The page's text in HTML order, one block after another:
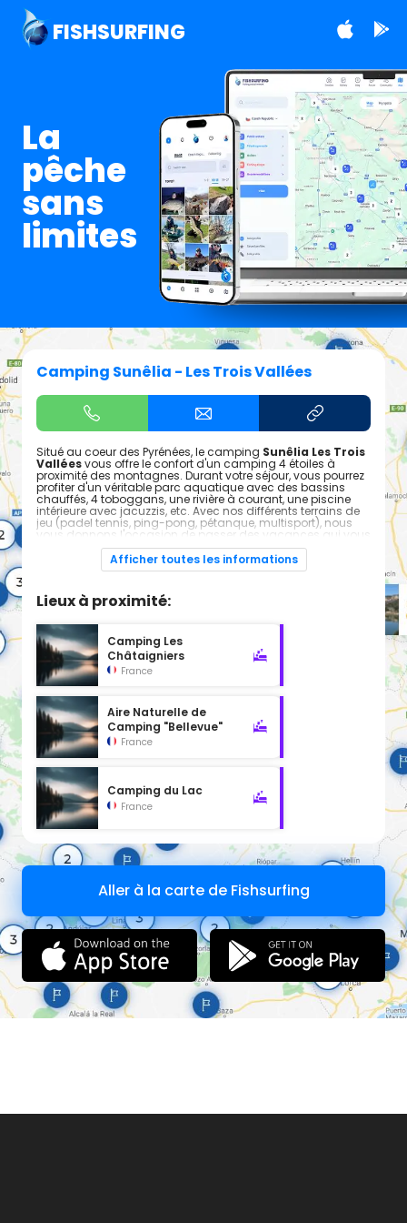
FISHSURFING
La
pêche
sans
limites
Camping Sunêlia - Les Trois Vallées
Situé au coeur des Pyrénées, le camping Sunêlia Les Trois
Valléesvous offre le confort d'un camping 4 étoiles à
proximité des montagnes. Durant votre séjour, vous pourrez
profiter d'un véritable parc aquatique avec des bassins
chauffés, 4 toboggans, une rivière à courant, une piscine
intérieure avec jacuzzis, etc. Avec nos différents terrains de
jeu (padel tennis, ping-pong, pétanque, multisport), nous
vous donnons l'occasion de passer des vacances qui vous
ressemblent : activités sportives, farniente et festivités sont
au rendez-vous pour tous !
Afficher toutes les informations
Lieux à proximité:
Camping Les
Châtaigniers
France
Aire Naturelle de
Camping "Bellevue"
France
Camping du Lac
France
Aller à la carte de Fishsurfing